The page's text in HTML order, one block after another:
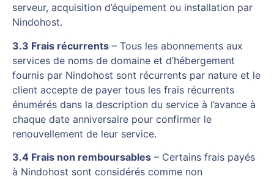
serveur, acquisition d’équipement ou installation par
Nindohost.
3.3 Frais récurrents – Tous les abonnements aux
services de noms de domaine et d’hébergement
fournis par Nindohost sont récurrents par nature et le
client accepte de payer tous les frais récurrents
énumérés dans la description du service à l’avance à
chaque date anniversaire pour confirmer le
renouvellement de leur service.
3.4 Frais non remboursables – Certains frais payés
à Nindohost sont considérés comme non